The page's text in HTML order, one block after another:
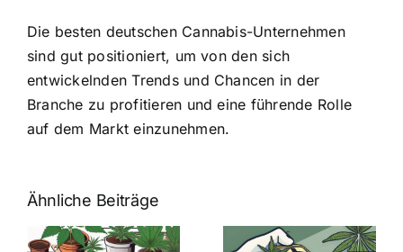
Die besten deutschen Cannabis-Unternehmen
sind gut positioniert, um von den sich
entwickelnden Trends und Chancen in der
Branche zu profitieren und eine führende Rolle
auf dem Markt einzunehmen.
Ähnliche Beiträge
Neue THC-
Grenzwert-
Cannabis